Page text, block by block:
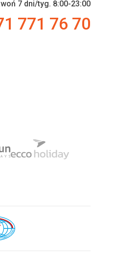
7 dni/tyg. 8:00-23:00
771 76 70